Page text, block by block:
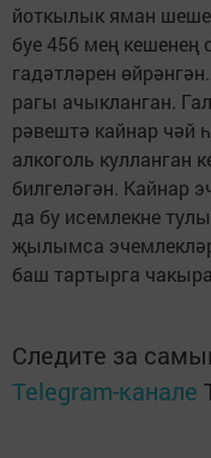
йоткылык яман шеше
буе 456 мең
гадәтләрен
рагы ачыкланган.
рәвештә кайнар чәй
алкоголь кулланган
билгеләгән. Кайнар
да бу исемлекне
җылымса
баш тартырга
Следите за
Telegram-канале